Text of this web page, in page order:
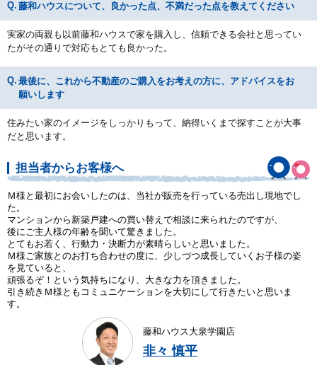
藤和ハウスについて、良かった点、不満だった点を教えてください
実家の両親も以前藤和ハウスで家を購入し、信頼できる会社と思ってい
たがその通りで対応もとても良かった。
最後に、これから不動産のご購入をお考えの方に、アドバイスをお
願いします
住みたい家のイメージをしっかりもって、納得いくまで探すことが大事
だと思います。
担当者からお客様へ
Ｍ様と最初にお会いしたのは、当社が販売を行っている売出し現地でし
た。
マンションから新築戸建への買い替えで相談に来られたのですが、
後にご主人様の年齢を聞いて驚きました。
とてもお若く、行動力・決断力が素晴らしいと思いました。
Ｍ様ご家族とのお打ち合わせの度に、少しづつ成長していくお子様の姿
を見ていると、
頑張るぞ！という気持ちになり、大きな力を頂きました。
引き続きＭ様ともコミュニケーションを大切にして行きたいと思いま
す。
藤和ハウス大泉学園店
非々 慎平